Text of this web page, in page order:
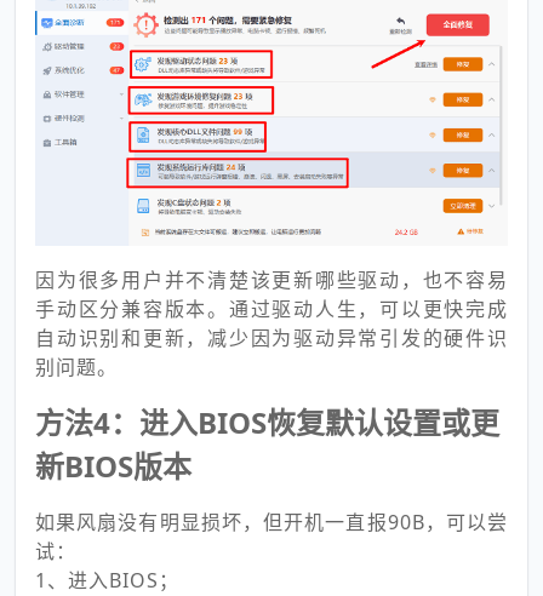
因为很多用户并不清楚该更新哪些驱动，也不容易
手动区分兼容版本。通过驱动人生，可以更快完成
自动识别和更新，减少因为驱动异常引发的硬件识
别问题。
方法4：进入BIOS恢复默认设置或更
新BIOS版本
如果风扇没有明显损坏，但开机一直报90B，可以尝
试：
1、进入BIOS；